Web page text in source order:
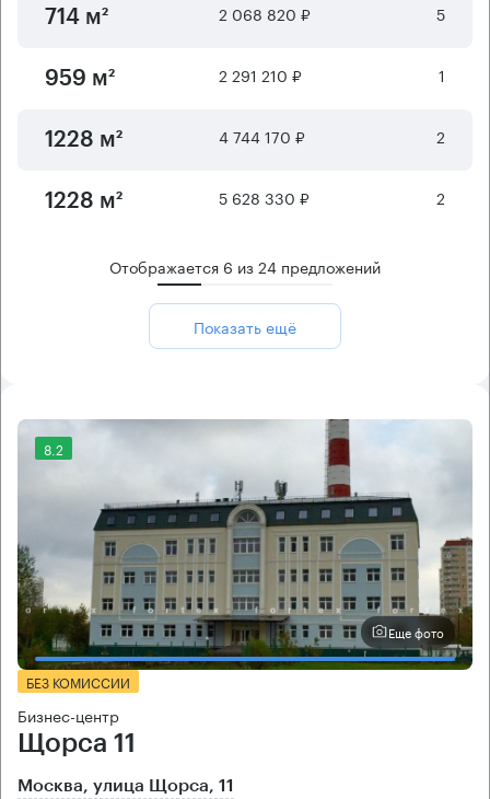
714 м² 2 068 820 ₽ 5
959 м² 2 291 210 ₽ 1
1228 м² 4 744 170 ₽ 2
1228 м² 5 628 330 ₽ 2
Отображается 6 из24 предложений
Показать ещё
8.2
Еще фото
БЕЗ КОМИССИИ
Бизнес-центр
Щорса 11
Москва, улица Щорса, 11